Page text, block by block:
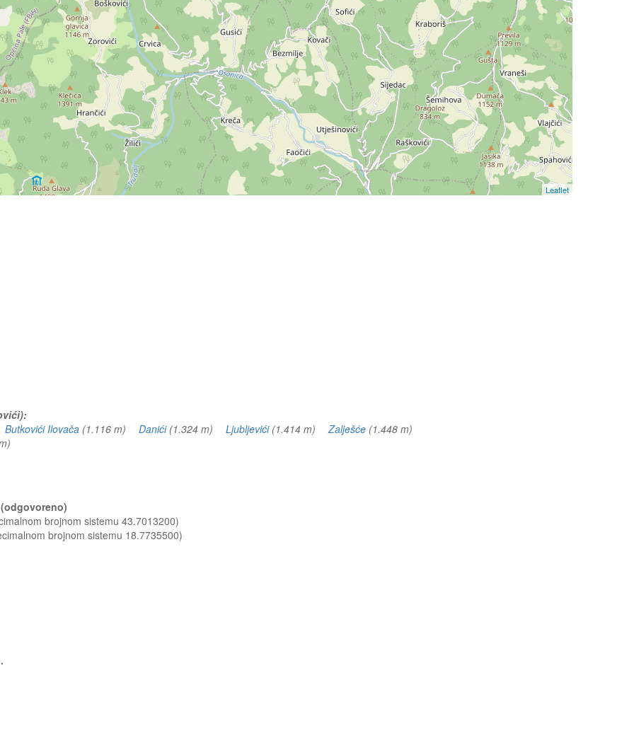
Leaflet
Butkovići Ilovača (1.116 m) Danići(1.324 m) Ljubljevići(1.414 m)Zalješće (1.448 m)
brojnom sistemu 43.7013200)
brojnom sistemu 18.7735500)